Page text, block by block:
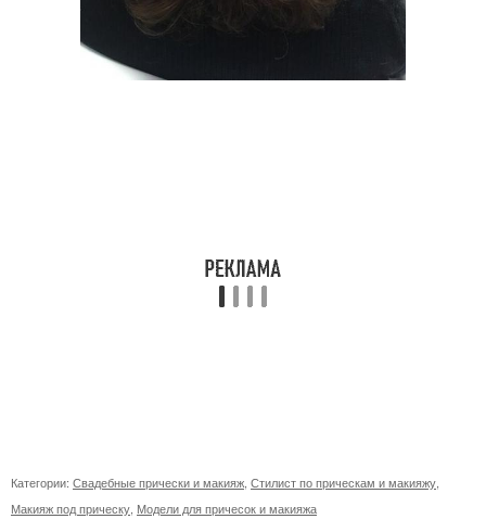
Категории: Свадебные прически и макияж Стилист по прическам и макияжу
Макияж под прическу Модели для причесок и макияжа